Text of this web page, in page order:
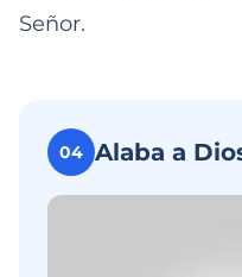
Señor.
04 Alaba a